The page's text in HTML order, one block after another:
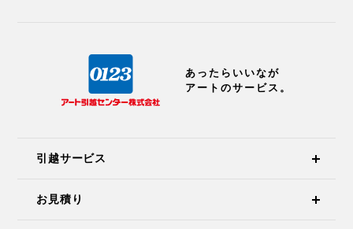
あったらいいなが
アートのサービス。
引越サービス
お見積り